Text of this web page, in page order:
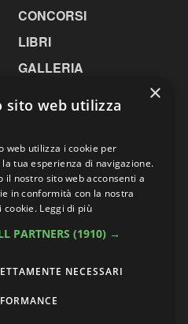
CONCORSI
LIBRI
GALLERIA
candeline per la mostra
longeva al mondo
“rivoluzione” audio 32-bit
mirrorless Alpha?
×
sito web utilizza
web utilizza i cookie per
tua esperienza di navigazione.
il nostro sito web acconsenti a
in conformità con la nostra
cookie. Leggi di più
PARTNERS (1910) →
NECESSARI